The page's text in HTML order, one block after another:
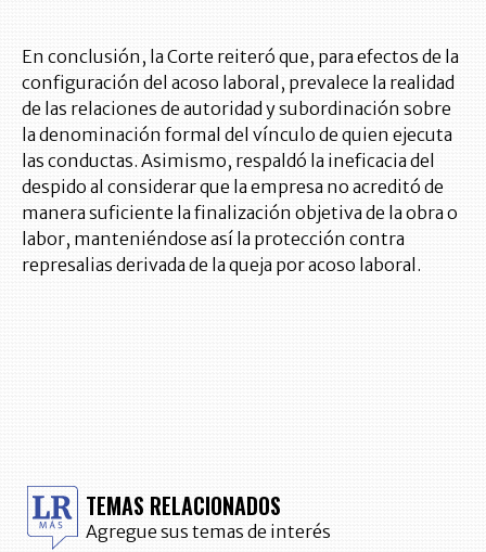
En conclusión, la Corte reiteró que, para efectos de la
configuración del acoso laboral, prevalece la realidad
de las relaciones de autoridad y subordinación sobre
la denominación formal del vínculo de quien ejecuta
las conductas. Asimismo, respaldó la ineficacia del
despido al considerar que la empresa no acreditó de
manera suficiente la finalización objetiva de la obra o
labor, manteniéndose así la protección contra
represalias derivada de la queja por acoso laboral.
TEMAS RELACIONADOS
Agregue sus temas de interés